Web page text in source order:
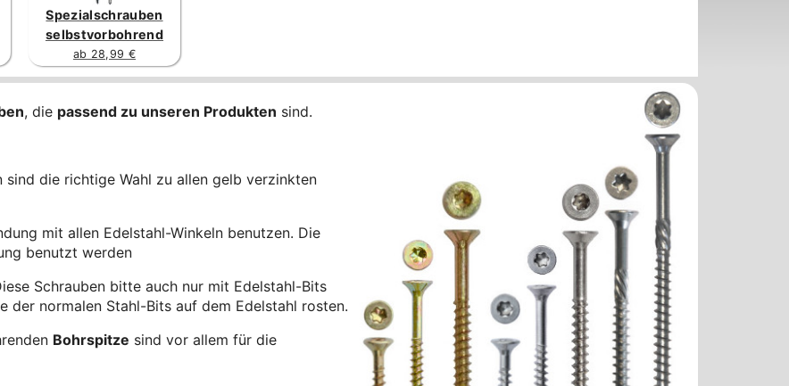
Spezialschrauben
selbstvorbohrend
ab 28,99 €
, die passend zu unseren Produkten sind.
sind die richtige Wahl zu allen gelb verzinkten
mit allen Edelstahl-Winkeln benutzen. Die
benutzt werden
Schrauben bitte auch nur mit Edelstahl-Bits
der normalen Stahl-Bits auf dem Edelstahl rosten.
Bohrspitze sind vor allem für die